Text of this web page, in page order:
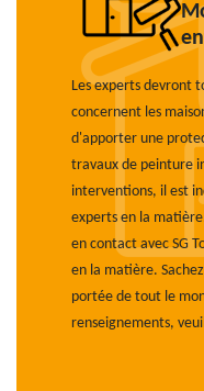
Les experts devront
concernent les
d'apporter une
travaux de peinture
interventions, il est
experts en la
en contact avec SG
en la matière.
portée de tout le
renseignements,